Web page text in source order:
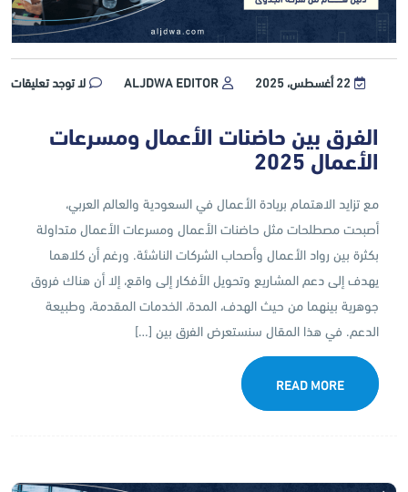
22 أغسطس، 2025 ALJDWA EDITOR لا توجد تعليقات
الفرق بين حاضنات الأعمال ومسرعات
الأعمال 2025
مع تزايد الاهتمام بريادة الأعمال في السعودية والعالم العربي،
أصبحت مصطلحات مثل حاضنات الأعمال ومسرعات الأعمال متداولة
بكثرة بين رواد الأعمال وأصحاب الشركات الناشئة. ورغم أن كلاهما
يهدف إلى دعم المشاريع وتحويل الأفكار إلى واقع، إلا أن هناك فروق
جوهرية بينهما من حيث الهدف، المدة، الخدمات المقدمة، وطبيعة
الدعم. في هذا المقال سنستعرض الفرق بين […]
READ MORE